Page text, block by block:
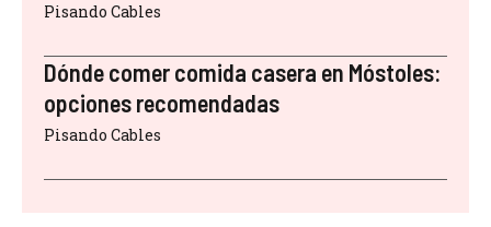
Pisando Cables
Dónde comer comida casera en Móstoles:
opciones recomendadas
Pisando Cables